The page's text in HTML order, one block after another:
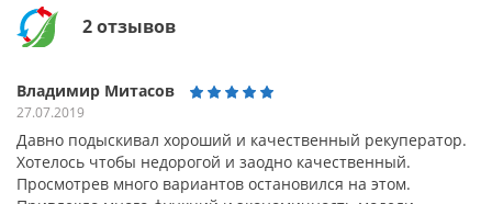
2 отзывов
Владимир Митасов
27.07.2019
Давно подыскивал хороший и качественный рекуператор.
Хотелось чтобы недорогой и заодно качественный.
Просмотрев много вариантов остановился на этом.